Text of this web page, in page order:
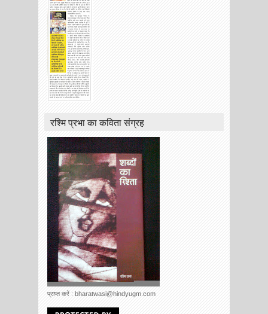
रश्मि प्रभा का कविता संग्रह
प्राप्त करें : bharatwasi@hindyugm.com